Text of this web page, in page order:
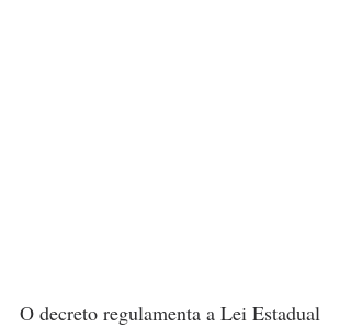
O decreto regulamenta a Lei Estadual